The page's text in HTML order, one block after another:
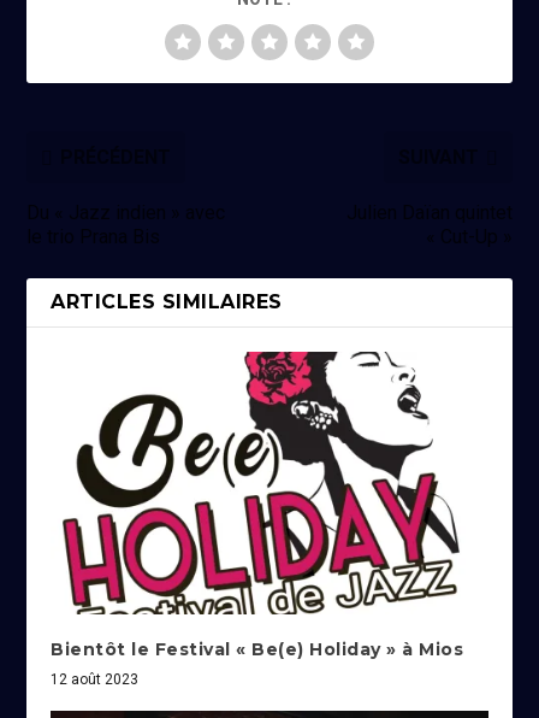
Du « Jazz indien » avec
le trio Prana Bis
Julien Daïan quintet
« Cut-Up »
ARTICLES SIMILAIRES
Bientôt le Festival « Be(e) Holiday » à Mios
12 août 2023